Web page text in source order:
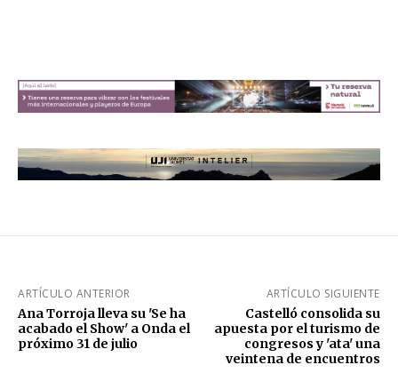
ARTÍCULO ANTERIOR
Ana Torroja lleva su 'Se ha
acabado el Show' a Onda el
próximo 31 de julio
ARTÍCULO SIGUIENTE
Castelló consolida su
apuesta por el turismo de
congresos y 'ata' una
veintena de encuentros